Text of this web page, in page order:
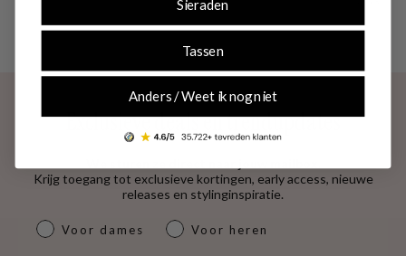
Exclusieve deals en trendupdates
Krijg toegang tot exclusieve kortingen, early access, nieuwe
releases en stylinginspiratie.
dames & heren
Voor dames Voor heren
Sieraden
Tassen
Anders / Weet ik nog niet